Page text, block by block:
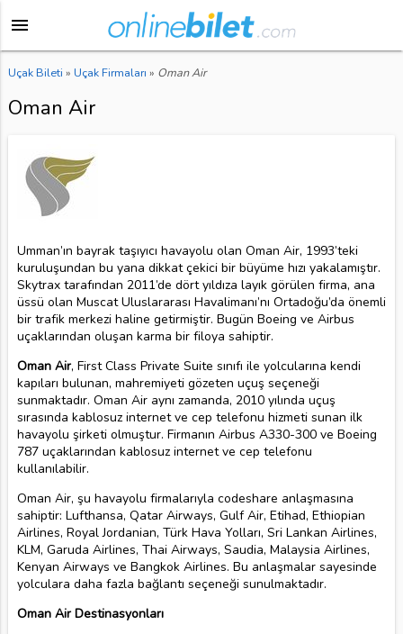
menu
Uçak Bileti » Uçak Firmaları » Oman Air
Oman Air
Umman’ın bayrak taşıyıcı havayolu olan Oman Air, 1993’teki
kuruluşundan bu yana dikkat çekici bir büyüme hızı yakalamıştır.
Skytrax tarafından 2011’de dört yıldıza layık görülen firma, ana
üssü olan Muscat Uluslararası Havalimanı’nı Ortadoğu’da önemli
bir trafik merkezi haline getirmiştir. Bugün Boeing ve Airbus
uçaklarından oluşan karma bir filoya sahiptir.
Oman Air, First Class Private Suite sınıfı ile yolcularına kendi
kapıları bulunan, mahremiyeti gözeten uçuş seçeneği
sunmaktadır. Oman Air aynı zamanda, 2010 yılında uçuş
sırasında kablosuz internet ve cep telefonu hizmeti sunan ilk
havayolu şirketi olmuştur. Firmanın Airbus A330-300 ve Boeing
787 uçaklarından kablosuz internet ve cep telefonu
kullanılabilir.
Oman Air, şu havayolu firmalarıyla codeshare anlaşmasına
sahiptir: Lufthansa, Qatar Airways, Gulf Air, Etihad, Ethiopian
Airlines, Royal Jordanian, Türk Hava Yolları, Sri Lankan Airlines,
KLM, Garuda Airlines, Thai Airways, Saudia, Malaysia Airlines,
Kenyan Airways ve Bangkok Airlines. Bu anlaşmalar sayesinde
yolculara daha fazla bağlantı seçeneği sunulmaktadır.
Oman Air Destinasyonları